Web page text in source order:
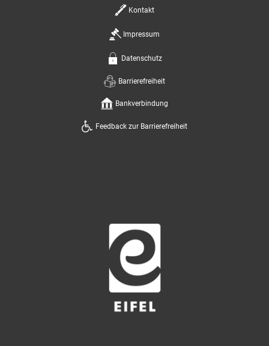
Kontakt
Impressum
Datenschutz
Barrierefreiheit
Bankverbindung
Feedback zur Barrierefreiheit